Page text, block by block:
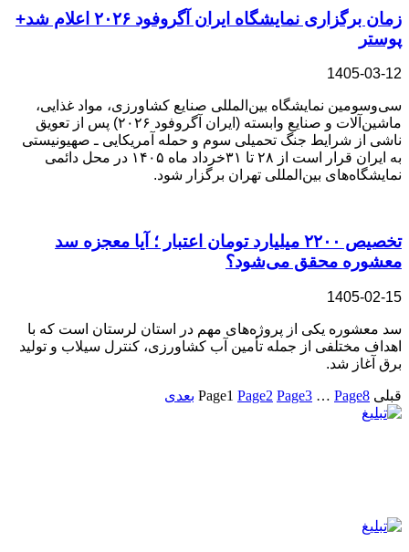
زمان برگزاری نمایشگاه ایران آگروفود ۲۰۲۶ اعلام شد+
پوستر
1405-03-12
سی‌وسومین نمایشگاه بین‌المللی صنایع کشاورزی، مواد غذایی،
ماشین‌آلات و صنایع وابسته (ایران آگروفود ۲۰۲۶) پس از تعویق
ناشی از شرایط جنگ تحمیلی سوم و حمله آمریکایی ـ صهیونیستی
به ایران قرار است از ۲۸ تا ۳۱خرداد ماه ۱۴۰۵ در محل دائمی
نمایشگاه‌های بین‌المللی تهران برگزار شود.
تخصیص ۲۲۰۰ میلیارد تومان اعتبار ؛ آیا معجزه سد
معشوره محقق می‌شود؟
1405-02-15
سد معشوره یکی از پروژه‌های مهم در استان لرستان است که با
اهداف مختلفی از جمله تأمین آب کشاورزی، کنترل سیلاب و تولید
برق آغاز شد.
قبلی Page1 Page2 Page3 … Page8 بعدی